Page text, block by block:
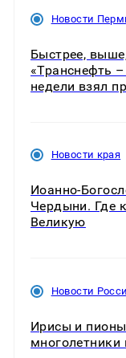
Новости
Быстрее,
«Транснефть
недели взял
Новости края
Иоанно-
Чердыни. Где
Великую
Новости
Ирисы и пионы
многолетники